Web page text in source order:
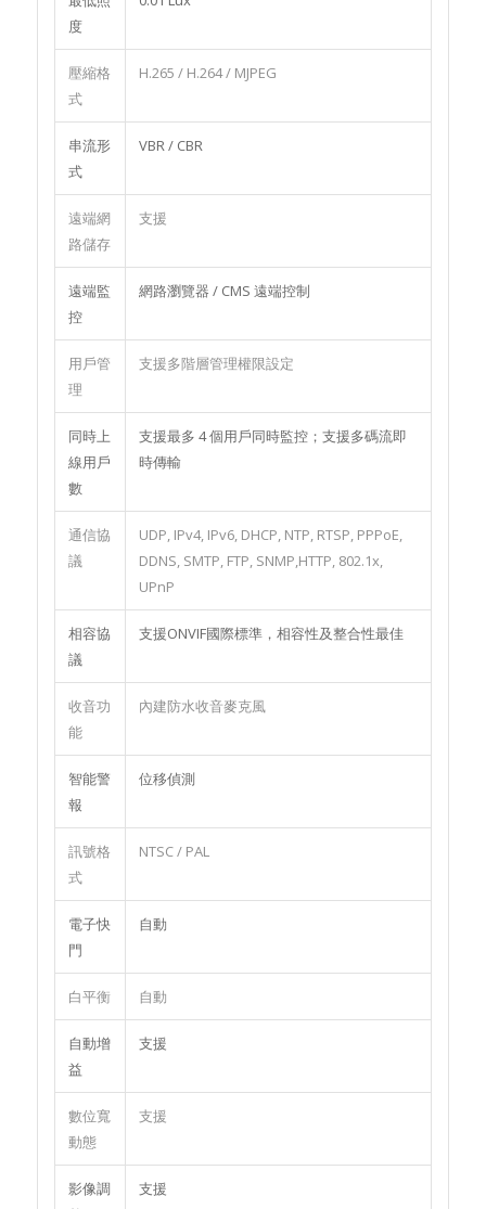
度
壓縮格
式
H.265 / H.264 / MJPEG
串流形
式
VBR / CBR
遠端網
路儲存
支援
遠端監
控
網路瀏覽器 / CMS 遠端控制
用戶管
理
支援多階層管理權限設定
同時上
線用戶
數
支援最多 4 個用戶同時監控；支援多碼流即
時傳輸
通信協
議
UDP, IPv4, IPv6, DHCP, NTP, RTSP, PPPoE,
DDNS, SMTP, FTP, SNMP,HTTP, 802.1x,
UPnP
相容協
議
支援ONVIF國際標準，相容性及整合性最佳
收音功
能
內建防水收音麥克風
智能警
報
位移偵測
訊號格
式
NTSC / PAL
電子快
門
自動
白平衡 自動
自動增
益
支援
數位寬
動態
支援
影像調
支援